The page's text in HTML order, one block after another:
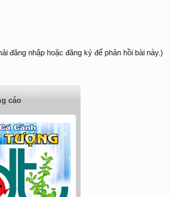
đăng nhập hoặc đăng ký để phản hồi bài này.)
cáo